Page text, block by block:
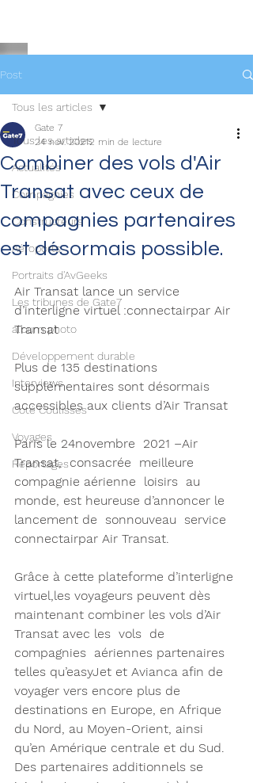
Post
Tous les articles
Actualités
Compagnies
Constructeurs
Aéroports
Portraits d'AvGeeks
Les tribunes de Gate7
album photo
Développement durable
Interviews
Coté Coulisses
Voyages
Reportages
Tous les articles
Combiner des vols d'Air
Transat avec ceux de
compagnies partenaires
est désormais possible.
Gate 7
24 nov. 20212 min de lecture
Air Transat lance un service
d’interligne virtuel :connectairpar Air
Transat
Plus de 135 destinations
supplémentaires sont désormais
accessibles aux clients d’Air Transat
Paris le 24novembre  2021 –Air
Transat,  consacrée  meilleure
compagnie aérienne  loisirs  au
monde, est heureuse d’annoncer le
lancement de  sonnouveau  service
connectairpar Air Transat.
Grâce à cette plateforme d’interligne
virtuel,les voyageurs peuvent dès
maintenant combiner les vols d’Air
Transat avec les  vols  de
compagnies  aériennes partenaires
telles qu’easyJet et Avianca afin de
voyager vers encore plus de
destinations en Europe, en Afrique
du Nord, au Moyen-Orient, ainsi
qu’en Amérique centrale et du Sud.
Des partenaires additionnels se